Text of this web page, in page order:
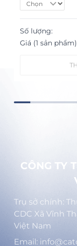
Số lượng:
Giá (1 sản phẩm)
CÔNG TY
Trụ sở chính:
CDC Xã Vĩnh
Việt Nam
Email: